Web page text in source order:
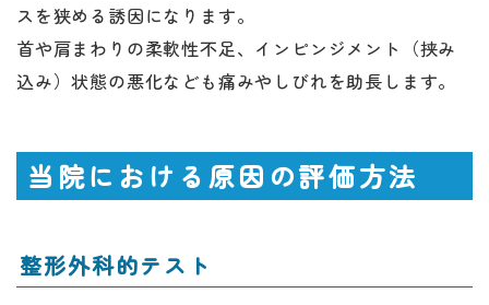
スを狭める誘因になります。
首や肩まわりの柔軟性不足、インピンジメント（挟み
込み）状態の悪化なども痛みやしびれを助長します。
当院における原因の評価方法
整形外科的テスト